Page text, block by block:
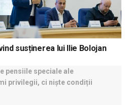
susținerea lui Ilie Bolojan